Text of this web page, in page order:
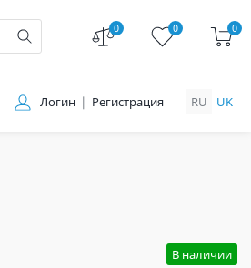
0 0 0
Логин Регистрация RU UK
В наличии